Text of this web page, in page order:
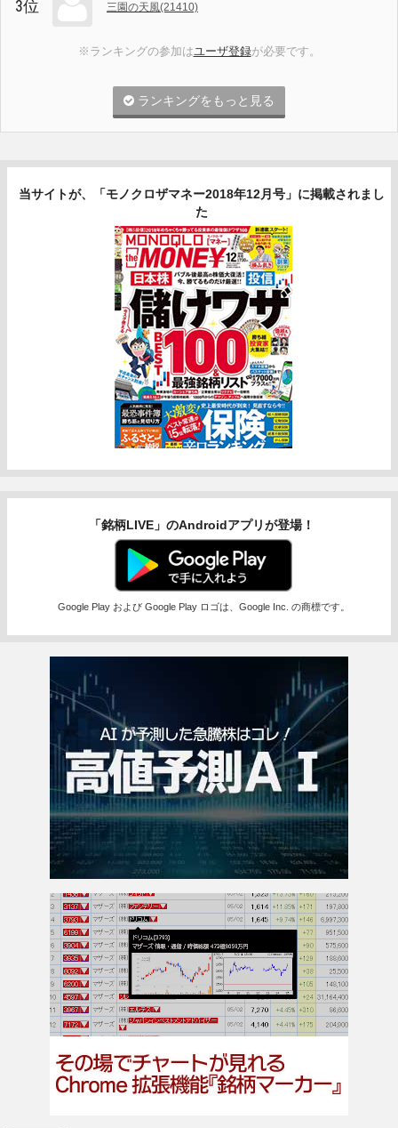
3位 三園の天風(21410)
※ランキングの参加はユーザ登録が必要です。
ランキングをもっと見る
当サイトが、「モノクロザマネー2018年12月号」に掲載されまし
た
「銘柄LIVE」のAndroidアプリが登場！
Google Play および Google Play ロゴは、Google Inc. の商標です。